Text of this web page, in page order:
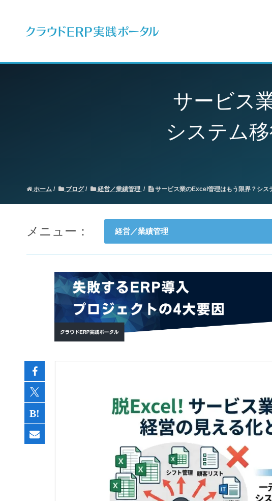
サービス
システム
ホーム ブログ 経営／業績管理 サービス業のExcel管理はもう限界？シス
メニュー： 経営／業績管理
会計
経営／業績管理
サプライチェーン／生産管理
CRM／営業支援／Eコマース
データ分析／BI